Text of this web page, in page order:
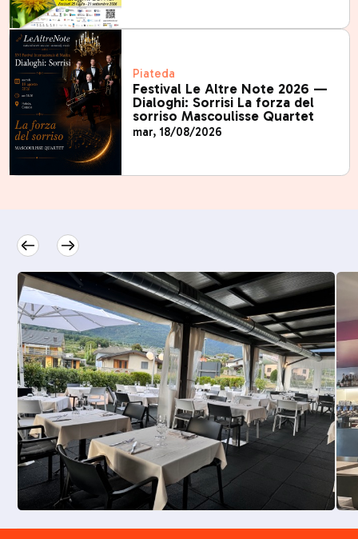
Piateda
Festival Le Altre Note 2026 —
Dialoghi: Sorrisi La forza del
sorriso Mascoulisse Quartet
mar, 18/08/2026